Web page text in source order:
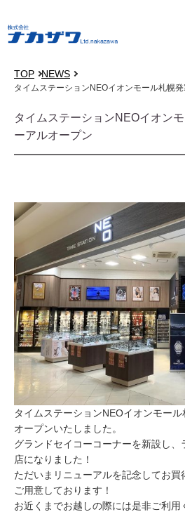
TOP NEWS
タイムステーションNEOイオンモール札幌
タイムステーションNEOイオン
ーアルオープン
タイムステーションNEOイオンモー
オープンいたしました。
グランドセイコーコーナーを新設し
店になりました！
ただいまリニューアルを記念してお買
ご用意しております！
お近くまでお越しの際には是非ご利用